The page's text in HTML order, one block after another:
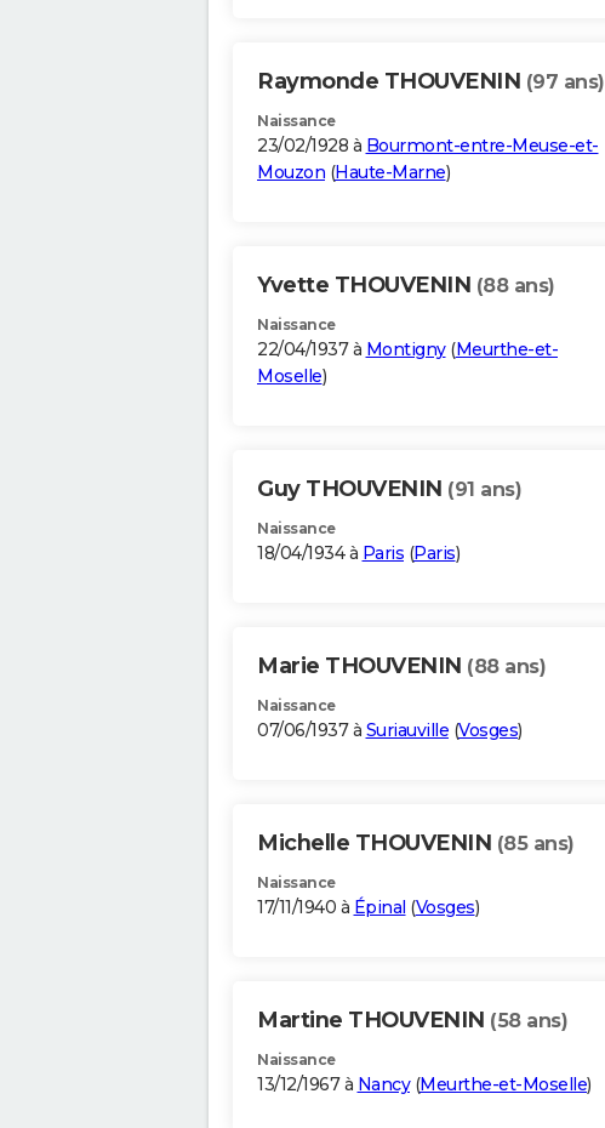
Raymonde THOUVENIN (97 ans)
Naissance
23/02/1928 à Bourmont-entre-Meuse-et-
Mouzon (Haute-Marne)
Yvette THOUVENIN (88 ans)
Naissance
22/04/1937 à Montigny(Meurthe-et-
Moselle)
Guy THOUVENIN (91 ans)
Naissance
18/04/1934 à Paris (Paris)
Marie THOUVENIN (88 ans)
Naissance
07/06/1937 à Suriauville (Vosges)
Michelle THOUVENIN (85 ans)
Naissance
17/11/1940 à Épinal (Vosges)
Martine THOUVENIN (58 ans)
Naissance
13/12/1967 à Nancy(Meurthe-et-Moselle)